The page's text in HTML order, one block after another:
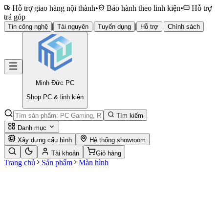
Hỗ trợ giao hàng nội thành• Bảo hành theo linh kiện•
Hỗ trợ
trả góp
Tin công nghệ | Tài nguyên | Tuyển dụng | Hỗ trợ | Chính sách
Minh Đức PC
Shop PC & linh kiện
Tìm kiếm
Danh mục
Xây dựng cấu hình
Hệ thống showroom
Tài khoản
Giỏ hàng
Trang chủ Sản phẩm Màn hình